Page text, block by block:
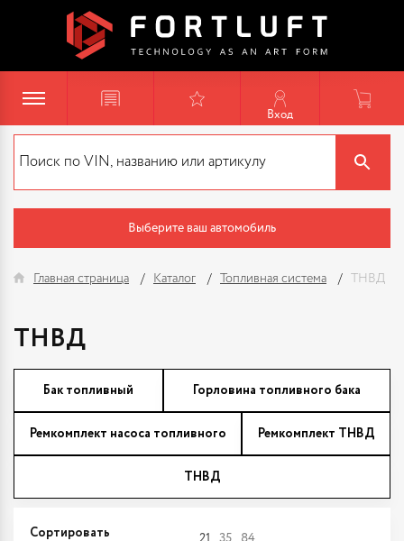
Вход
Выберите ваш автомобиль
Главная страница Каталог Топливная система ТНВД
ТНВД
Бак топливный Горловина топливного бака
Ремкомплект насоса топливного Ремкомплект ТНВД
ТНВД
Сортировать 21 35 84